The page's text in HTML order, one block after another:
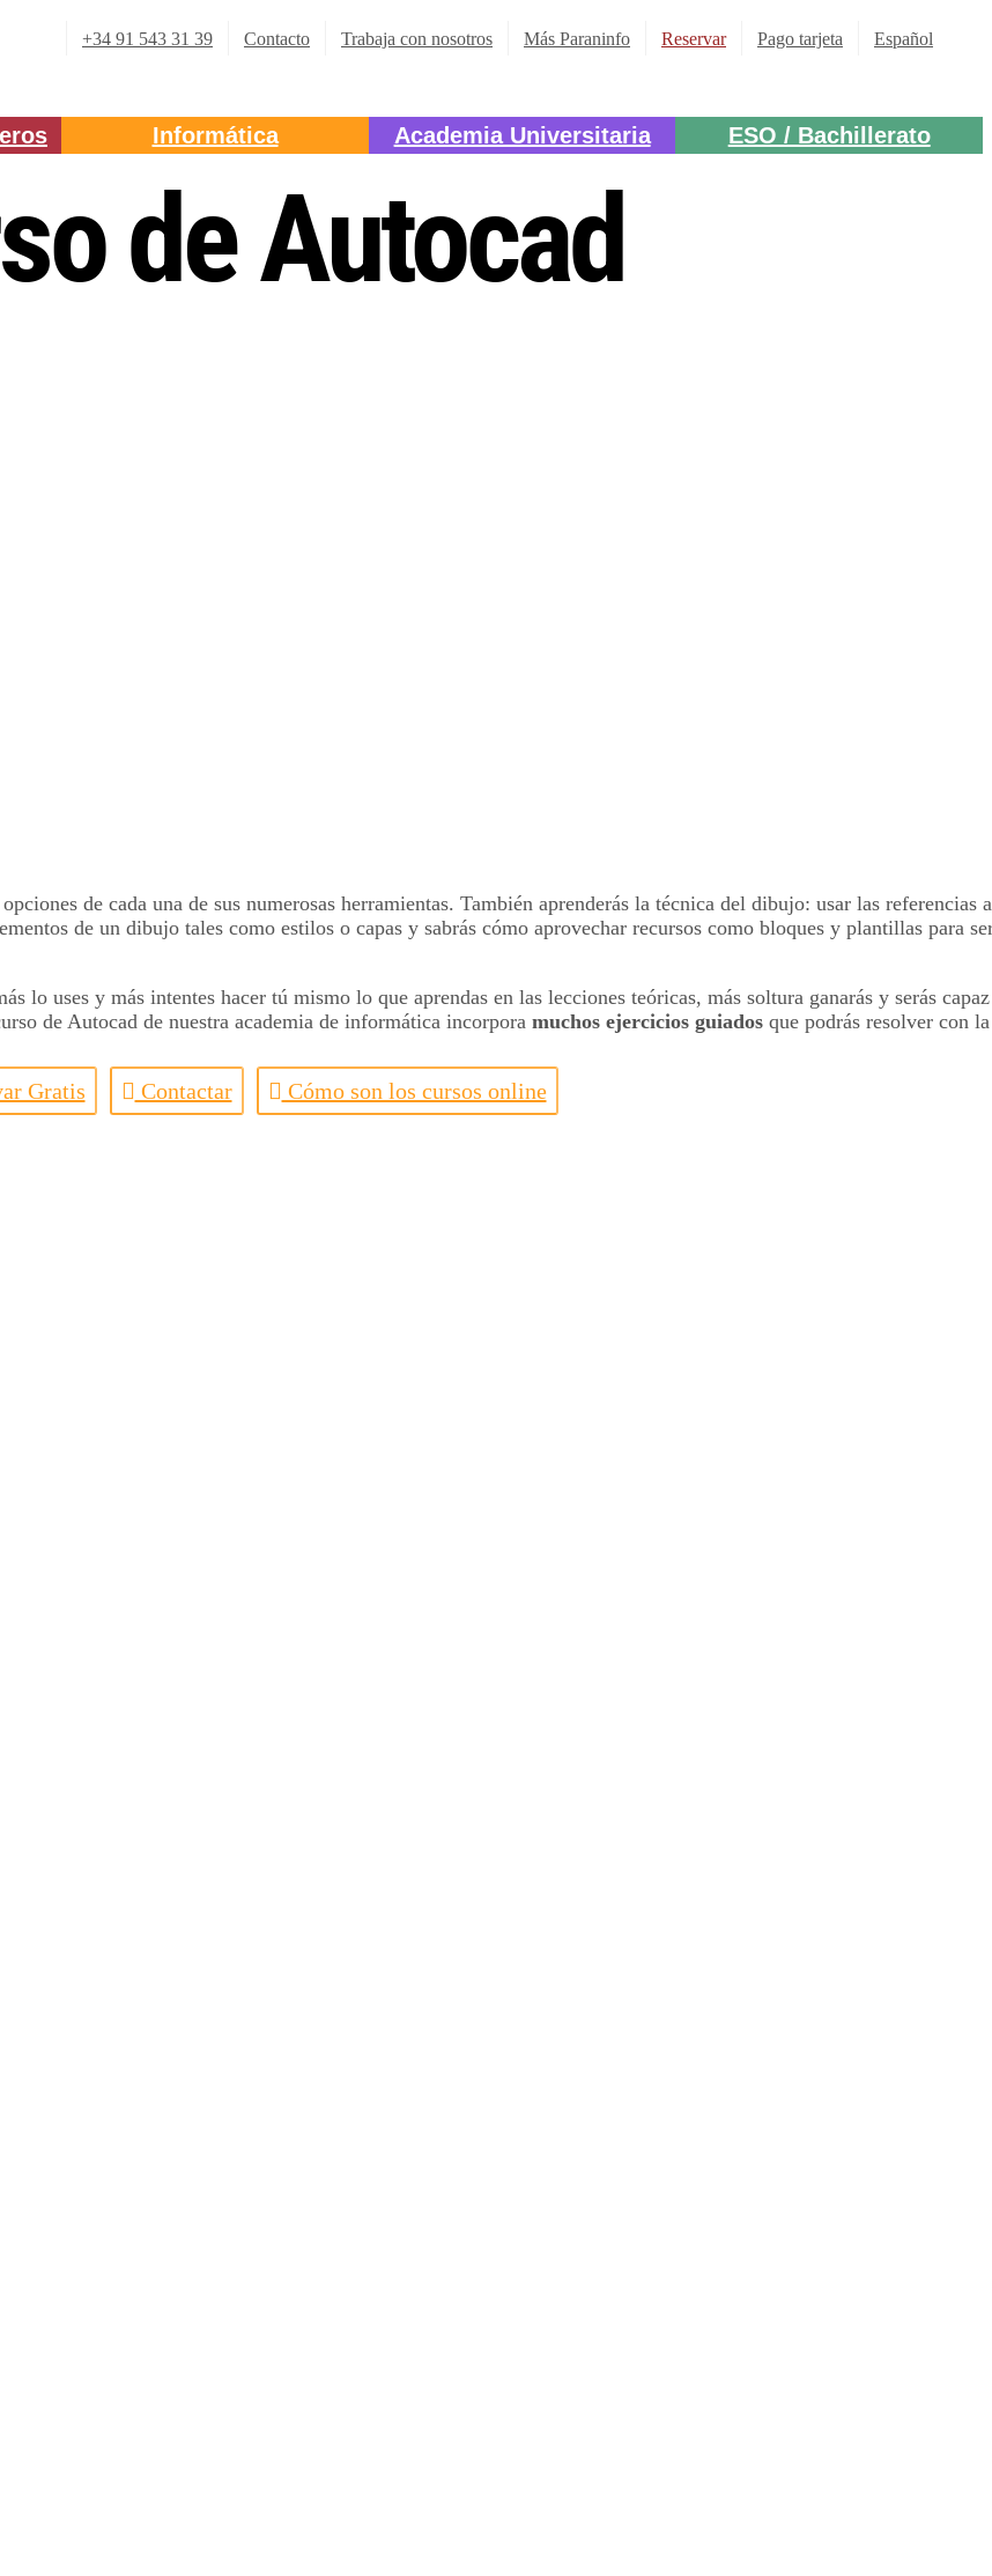
+34 91 543 31 39 Contacto Trabaja con nosotros Más Paraninfo Reservar Pago tarjeta Español
Informática Academia Universitaria ESO / Bachillerato
de Autocad
de cada una de sus numerosas herramientas. También aprenderás la técnica del dibujo: usar las referencias a
de un dibujo tales como estilos o capas y sabrás cómo aprovechar recursos como bloques y plantillas para
lo uses y más intentes hacer tú mismo lo que aprendas en las lecciones teóricas, más soltura ganarás y serás capaz
de Autocad de nuestra academia de informática incorpora muchos ejercicios guiados que podrás resolver con la
Gratis Contactar Cómo son los cursos online